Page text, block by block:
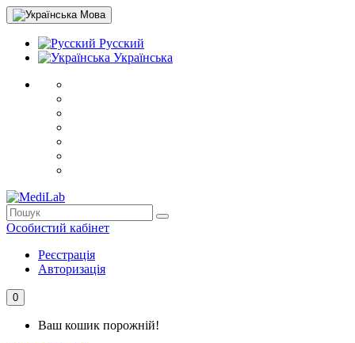
Мова
Русский
Українська
Особистий кабінет
Реєстрація
Авторизація
0
Ваш кошик порожній!